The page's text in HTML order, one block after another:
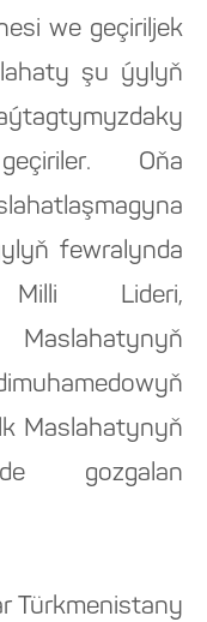
we geçiriljek
şu ýylyň
Oňa
fewralynda
Lideri,
Maslahatynyň
gozgalan
Türkmenistany